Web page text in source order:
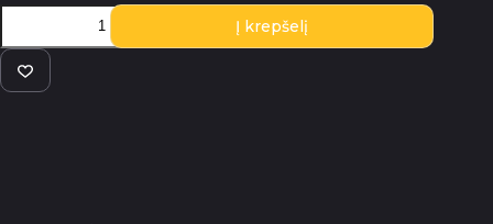
produkto
Gunkan
jūros
Į krepšelį